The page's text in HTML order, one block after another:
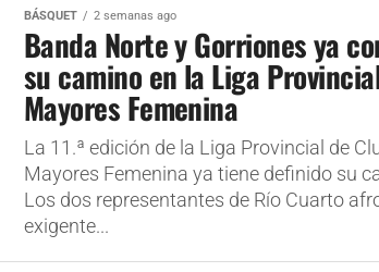
BÁSQUET 2 semanas ago
Banda Norte y Gorriones ya
su camino en la Liga
Mayores Femenina
La 11.ª edición de la Liga Provincial de
Mayores Femenina ya tiene definido su
Los dos representantes de Río Cuarto
exigente...